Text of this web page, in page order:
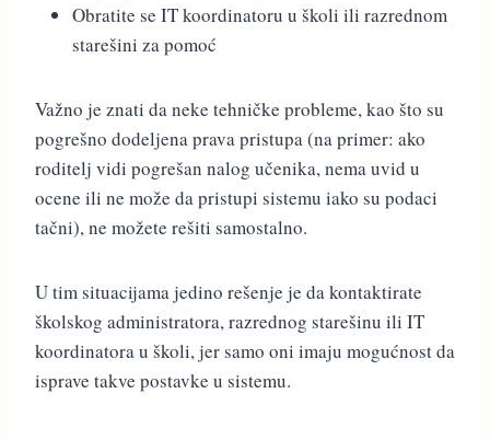
Obratite se IT koordinatoru u školi ili razrednom
starešini za pomoć
Važno je znati da neke tehničke probleme, kao što su
pogrešno dodeljena prava pristupa (na primer: ako
roditelj vidi pogrešan nalog učenika, nema uvid u
ocene ili ne može da pristupi sistemu iako su podaci
tačni), ne možete rešiti samostalno.
U tim situacijama jedino rešenje je da kontaktirate
školskog administratora, razrednog starešinu ili IT
koordinatora u školi, jer samo oni imaju mogućnost da
isprave takve postavke u sistemu.